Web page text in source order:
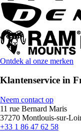
Ontdek al onze merken
Klantenservice in
Neem contact op
11 rue Bernard Maris
37270 Montlouis-sur-
+33 1 86 47 62 58